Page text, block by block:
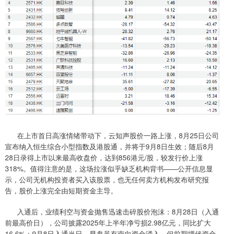
在上市首日高涨情绪带动下，云知声股价一路上涨，8月25日公司
宣布纳入恒生综合小型指数及港股通，并将于9月8日生效；随后8月
28日录得上市以来最高收盘价，达到856港元/股，较发行价上涨
318%。值得注意的是，这场拉涨似乎缺乏机构背书——公开信息显
示，公司无机构投资者买入该股票，也无任何卖方机构发布研究报
告，股价上涨完全由短期资金主导。
入通后，业绩利空与资金抛售迅速击碎股价泡沫：8月28日（入通
前最高价日），公司披露2025年上半年净亏损2.98亿元，同比扩大